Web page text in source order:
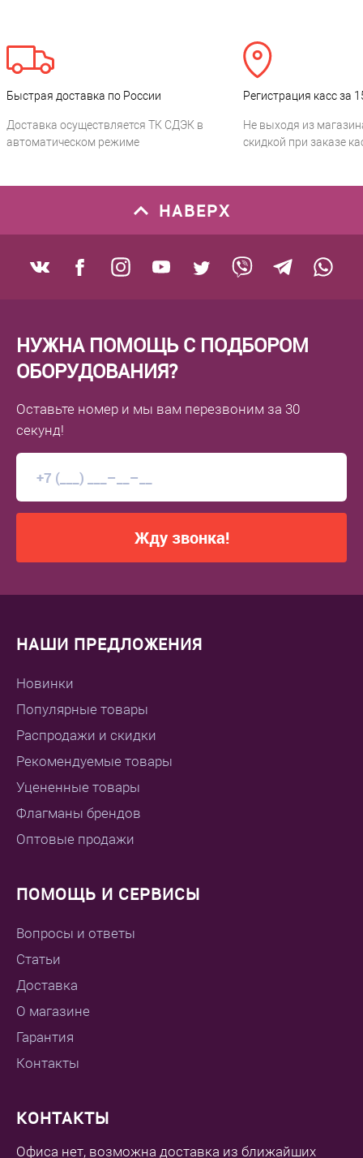
Быстрая доставка по России
Доставка осуществляется ТК СДЭК в
автоматическом режиме
Регистрация касс за
Не выходя из
скидкой при заказе
НАВЕРХ
НУЖНА ПОМОЩЬ С ПОДБОРОМ
ОБОРУДОВАНИЯ?
Оставьте номер и мы вам перезвоним за 30
секунд!
Жду звонка!
НАШИ ПРЕДЛОЖЕНИЯ
Новинки
Популярные товары
Распродажи и скидки
Рекомендуемые товары
Уцененные товары
Флагманы брендов
Оптовые продажи
ПОМОЩЬ И СЕРВИСЫ
Вопросы и ответы
Статьи
Доставка
О магазине
Гарантия
Контакты
КОНТАКТЫ
Офиса нет, возможна доставка из ближайших